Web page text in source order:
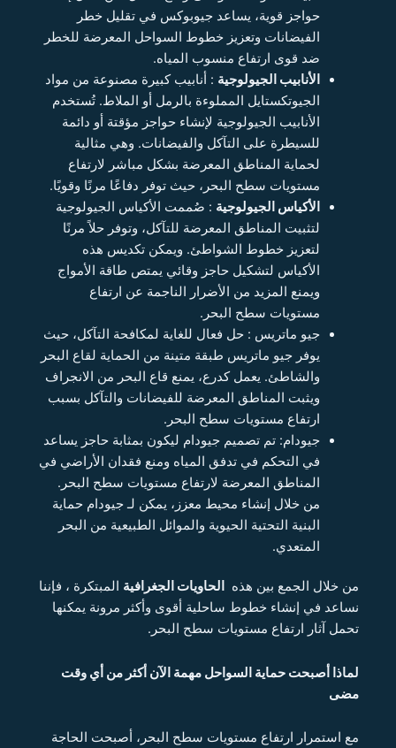
حواجز قوية، يساعد جيوبوكس في تقليل خطر
الفيضانات وتعزيز خطوط السواحل المعرضة للخطر
ضد قوى ارتفاع منسوب المياه.
الأنابيب الجيولوجية : أنابيب كبيرة مصنوعة من مواد
الجيوتكستايل المملوءة بالرمل أو الملاط. تُستخدم
الأنابيب الجيولوجية لإنشاء حواجز مؤقتة أو دائمة
للسيطرة على التآكل والفيضانات. وهي مثالية
لحماية المناطق المعرضة بشكل مباشر لارتفاع
مستويات سطح البحر، حيث توفر دفاعًا مرنًا وقويًا.
الأكياس الجيولوجية : صُممت الأكياس الجيولوجية
لتثبيت المناطق المعرضة للتآكل، وتوفر حلاً مرنًا
لتعزيز خطوط الشواطئ. ويمكن تكديس هذه
الأكياس لتشكيل حاجز وقائي يمتص طاقة الأمواج
ويمنع المزيد من الأضرار الناجمة عن ارتفاع
مستويات سطح البحر.
جيو ماتريس : حل فعال للغاية لمكافحة التآكل، حيث
يوفر جيو ماتريس طبقة متينة من الحماية لقاع البحر
والشاطئ. يعمل كدرع، يمنع قاع البحر من الانجراف
ويثبت المناطق المعرضة للفيضانات والتآكل بسبب
ارتفاع مستويات سطح البحر.
جيودام: تم تصميم جيودام ليكون بمثابة حاجز يساعد
في التحكم في تدفق المياه ومنع فقدان الأراضي في
المناطق المعرضة لارتفاع مستويات سطح البحر.
من خلال إنشاء محيط معزز، يمكن لـ جيودام حماية
البنية التحتية الحيوية والموائل الطبيعية من البحر
المتعدي.
من خلال الجمع بين هذه الحاويات الجغرافية المبتكرة ، فإننا
نساعد في إنشاء خطوط ساحلية أقوى وأكثر مرونة يمكنها
تحمل آثار ارتفاع مستويات سطح البحر.
لماذا أصبحت حماية السواحل مهمة الآن أكثر من أي وقت
مضى
مع استمرار ارتفاع مستويات سطح البحر، أصبحت الحاجة